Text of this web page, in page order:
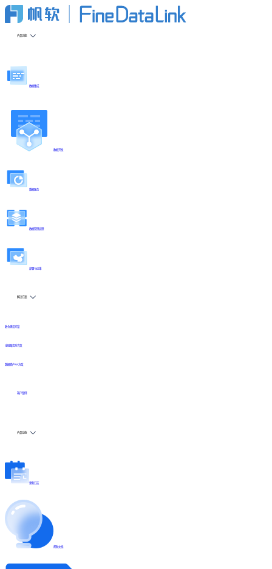
产品功能
数据集成
数据开发
数据服务
数据管理治理
部署与运维
解决方案
数仓建设方案
全链路实时方案
数据资产API方案
客户案例
产品动态
更新日志
帮助文档